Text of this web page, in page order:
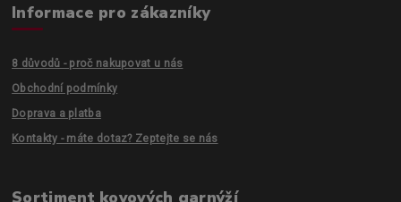
Informace pro zákazníky
8 důvodů - proč nakupovat u nás
Obchodní podmínky
Doprava a platba
Kontakty - máte dotaz? Zeptejte se nás